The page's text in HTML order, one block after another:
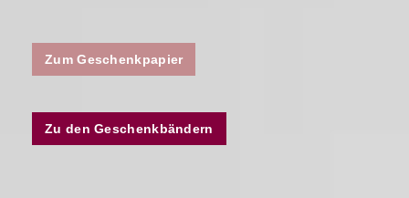
Zum Geschenkpapier
Zu den Geschenkbändern